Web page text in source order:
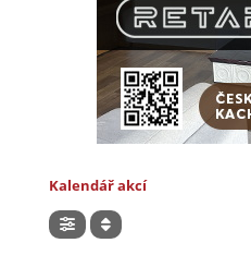
Kalendář akcí